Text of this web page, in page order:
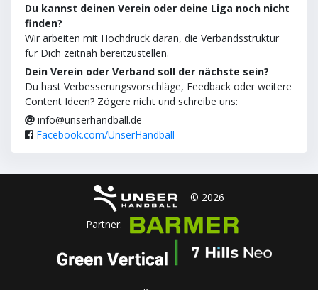
Du kannst deinen Verein oder deine Liga noch nicht
finden?
Wir arbeiten mit Hochdruck daran, die Verbandsstruktur
für Dich zeitnah bereitzustellen.
Dein Verein oder Verband soll der nächste sein?
Du hast Verbesserungsvorschläge, Feedback oder weitere
Content Ideen? Zögere nicht und schreibe uns:
info@unserhandball.de
Facebook.com/UnserHandball
© 2026
Partner: